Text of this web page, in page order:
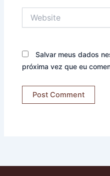
Salvar meus dados
próxima vez que eu